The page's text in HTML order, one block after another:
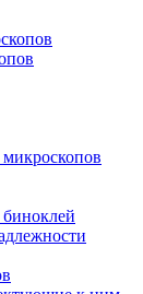
биноклей